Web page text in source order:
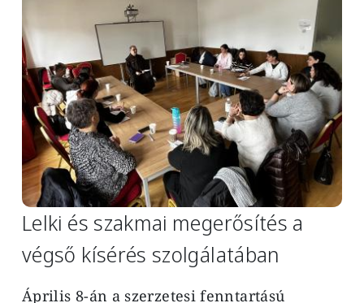
Lelki és szakmai megerősítés a
végső kísérés szolgálatában
Április 8-án a szerzetesi fenntartású